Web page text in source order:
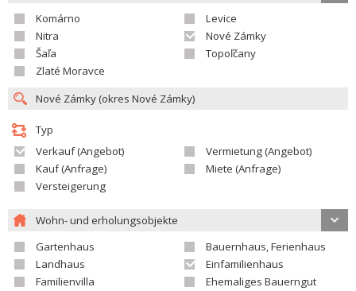
Komárno
Levice
Nitra
Nové Zámky
Šaľa
Topoľčany
Zlaté Moravce
Typ
Verkauf (Angebot)
Vermietung (Angebot)
Kauf (Anfrage)
Miete (Anfrage)
Versteigerung
Wohn- und erholungsobjekte
Gartenhaus
Bauernhaus, Ferienhaus
Landhaus
Einfamilienhaus
Familienvilla
Ehemaliges Bauerngut